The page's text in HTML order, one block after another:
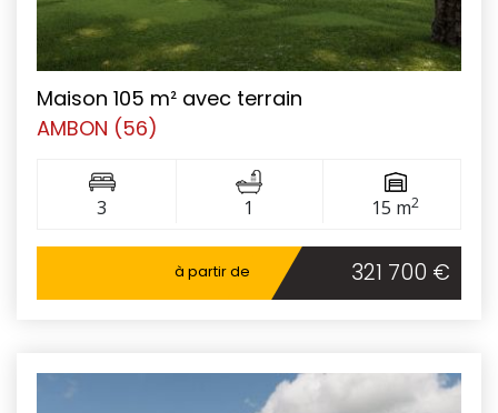
Maison 105 m² avec terrain
AMBON (56)
3 1 15 m2
à partir de 321 700 €